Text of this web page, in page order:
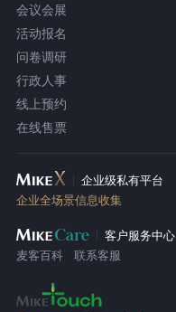
会议会展
活动报名
问卷调研
行政人事
线上预约
在线售票
企业级私有平台
企业全场景信息收集
客户服务中心
麦客百科
联系客服